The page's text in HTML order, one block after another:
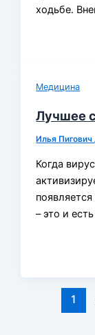
ходьбе.
Медицина
Лучшее
Илья Пигович
Когда
– это и
1